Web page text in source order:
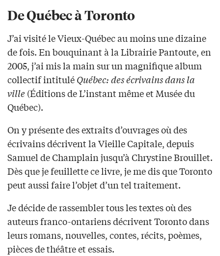
De Québec à Toronto
J’ai visité le Vieux-Québec au moins une dizaine
de fois. En bouquinant à la Librairie Pantoute, en
2005, j’ai mis la main sur un magnifique album
collectif intituléQuébec: des écrivains dans la
ville (Éditions de L’instant même et Musée du
Québec).
On y présente des extraits d’ouvrages où des
écrivains décrivent la Vieille Capitale, depuis
Samuel de Champlain jusqu’à Chrystine Brouillet.
Dès que je feuillette ce livre, je me dis que Toronto
peut aussi faire l’objet d’un tel traitement.
Je décide de rassembler tous les textes où des
auteurs franco-ontariens décrivent Toronto dans
leurs romans, nouvelles, contes, récits, poèmes,
pièces de théâtre et essais.